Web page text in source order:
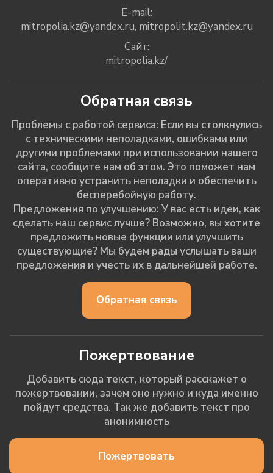
E-mail:
mitropolia.kz@yandex.ru, mitropolit.kz@yandex.ru
Сайт:
mitropolia.kz/
Обратная связь
Проблемы с работой сервиса: Если вы столкнулись
с техническими неполадками, ошибками или
другими проблемами при использовании нашего
сайта, сообщите нам об этом. Это поможет нам
оперативно устранить неполадки и обеспечить
бесперебойную работу.
Предложения по улучшению: У вас есть идеи, как
сделать наш сервис лучше? Возможно, вы хотите
предложить новые функции или улучшить
существующие? Мы будем рады услышать ваши
предложения и учесть их в дальнейшей работе.
Обратная связь
Пожертвование
Добавить сюда текст, который расскажет о
пожертвовании, зачем оно нужно и куда именно
пойдут средства. Так же добавить текст про
анонимность
Пожертвовать